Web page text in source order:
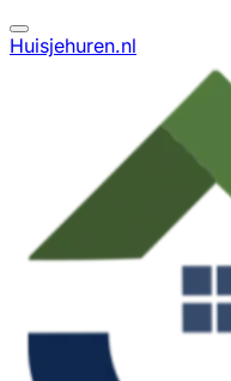
Huisjehuren.nl